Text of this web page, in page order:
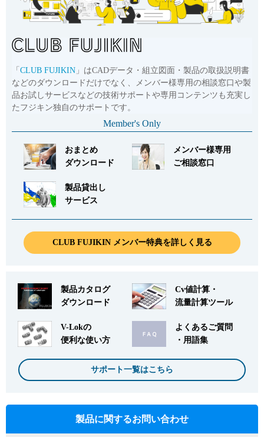
「 CLUB FUJIKIN 」はCADデータ・組立図面・製品の取扱説明書
などのダウンロードだけでなく、メンバー様専用の相談窓口や製
品お試しサービスなどの技術サポートや専用コンテンツも充実し
たフジキン独自のサポートです。
Member's Only
おまとめ
ダウンロード
メンバー様専用
ご相談窓口
製品貸出し
サービス
CLUB FUJIKIN メンバー特典を詳しく見る
製品カタログ
ダウンロード
Cv値計算・
流量計算ツール
V-Lokの
便利な使い方
よくあるご質問
・用語集
サポート一覧はこちら
製品に関するお問い合わせ